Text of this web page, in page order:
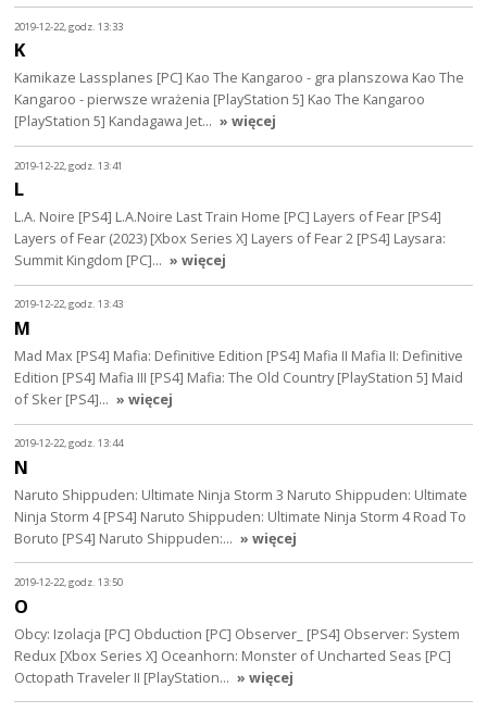
2019-12-22, godz. 13:33
K
Kamikaze Lassplanes [PC] Kao The Kangaroo - gra planszowa Kao The
Kangaroo - pierwsze wrażenia [PlayStation 5] Kao The Kangaroo
[PlayStation 5] Kandagawa Jet… » więcej
2019-12-22, godz. 13:41
L
L.A. Noire [PS4] L.A.Noire Last Train Home [PC] Layers of Fear [PS4]
Layers of Fear (2023) [Xbox Series X] Layers of Fear 2 [PS4] Laysara:
Summit Kingdom [PC]… » więcej
2019-12-22, godz. 13:43
M
Mad Max [PS4] Mafia: Definitive Edition [PS4] Mafia II Mafia II: Definitive
Edition [PS4] Mafia III [PS4] Mafia: The Old Country [PlayStation 5] Maid
of Sker [PS4]… » więcej
2019-12-22, godz. 13:44
N
Naruto Shippuden: Ultimate Ninja Storm 3 Naruto Shippuden: Ultimate
Ninja Storm 4 [PS4] Naruto Shippuden: Ultimate Ninja Storm 4 Road To
Boruto [PS4] Naruto Shippuden:… » więcej
2019-12-22, godz. 13:50
O
Obcy: Izolacja [PC] Obduction [PC] Observer_ [PS4] Observer: System
Redux [Xbox Series X] Oceanhorn: Monster of Uncharted Seas [PC]
Octopath Traveler II [PlayStation… » więcej